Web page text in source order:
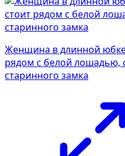
Женщина в длинной
рядом с белой лошадью,
старинного замка